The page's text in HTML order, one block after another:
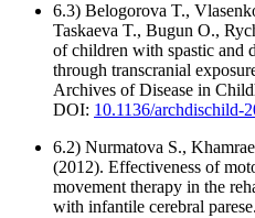
6.3) Belogorova T.,
Taskaeva T., Bugun O.,
of children with spastic and
through transcranial
Archives of Disease in
DOI: 10.1136/archdischild-
6.2) Nurmatova S.,
(2012). Effectiveness of
movement therapy in the
with infantile cerebral